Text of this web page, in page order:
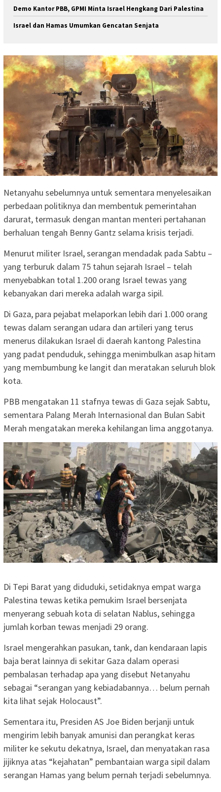
Demo Kantor PBB, GPMI Minta Israel Hengkang Dari Palestina
Israel dan Hamas Umumkan Gencatan Senjata
Netanyahu sebelumnya untuk sementara menyelesaikan
perbedaan politiknya dan membentuk pemerintahan
darurat, termasuk dengan mantan menteri pertahanan
berhaluan tengah Benny Gantz selama krisis terjadi.
Menurut militer Israel, serangan mendadak pada Sabtu –
yang terburuk dalam 75 tahun sejarah Israel – telah
menyebabkan total 1.200 orang Israel tewas yang
kebanyakan dari mereka adalah warga sipil.
Di Gaza, para pejabat melaporkan lebih dari 1.000 orang
tewas dalam serangan udara dan artileri yang terus
menerus dilakukan Israel di daerah kantong Palestina
yang padat penduduk, sehingga menimbulkan asap hitam
yang membumbung ke langit dan meratakan seluruh blok
kota.
PBB mengatakan 11 stafnya tewas di Gaza sejak Sabtu,
sementara Palang Merah Internasional dan Bulan Sabit
Merah mengatakan mereka kehilangan lima anggotanya.
Di Tepi Barat yang diduduki, setidaknya empat warga
Palestina tewas ketika pemukim Israel bersenjata
menyerang sebuah kota di selatan Nablus, sehingga
jumlah korban tewas menjadi 29 orang.
Israel mengerahkan pasukan, tank, dan kendaraan lapis
baja berat lainnya di sekitar Gaza dalam operasi
pembalasan terhadap apa yang disebut Netanyahu
sebagai “serangan yang kebiadabannya… belum pernah
kita lihat sejak Holocaust”.
Sementara itu, Presiden AS Joe Biden berjanji untuk
mengirim lebih banyak amunisi dan perangkat keras
militer ke sekutu dekatnya, Israel, dan menyatakan rasa
jijiknya atas “kejahatan” pembantaian warga sipil dalam
serangan Hamas yang belum pernah terjadi sebelumnya.